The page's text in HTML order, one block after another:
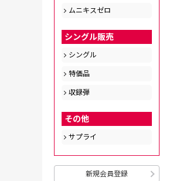
ムニキスゼロ
シングル販売
シングル
特価品
収録弾
その他
サプライ
新規会員登録